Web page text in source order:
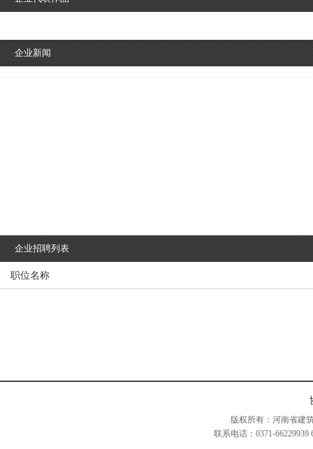
企业新闻
企业招聘列表
职位名称
版权所有：河南省建
联系电话：0371-